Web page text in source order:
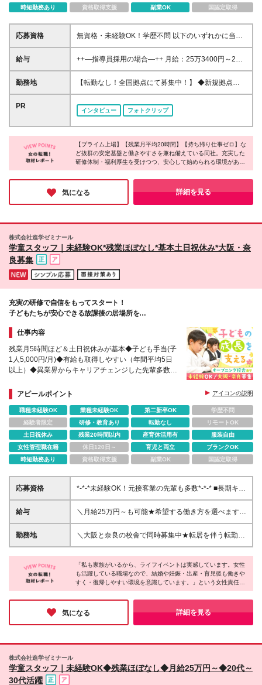
時短勤務あり
資格取得支援 副業OK 国認定取得
応募資格
無資格・未経験OK！学歴不問 以下のいずれかに当て
はまる方 ■児童発達支援管理責任者 ■小・中・高教員
免許、保育士、幼稚園教諭、社会福祉士、精神保健福
聴覚士、作業療法士の資格をお持ちの方 ■教育・社
会・心理・福祉系の学部・学科を卒業した方 ■児童福
ない方は、 強度行動障害初任者研修（基礎）をご受
給与
++—指導員採用の場合—++ 月給：25万3400円～26
万8400円 ※固定残業代（20時間分／3万3400円～3万
6000円）を含む。超過分は別途支給。 ※経験を考慮
勤務地
【転勤なし！全国拠点にて募集中！】 ◆新規拠点も
全国各地で随時OPEN予定 ◆駅から徒歩5～10分の教
室です ■東京都 西日暮里、江戸川橋、西早稲田、高円
寺、経堂、明大前、成城、駒沢、西武柳沢、六町 ■神
奈川県 二俣川、東戸塚、綱島、大倉山、反町、ｾﾝﾀｰ
南、中山、大船、茅ヶ崎、中野島、武蔵新城、高座渋
谷、大和、鶴見 ■埼玉県 さいたま宮原、南越谷、春日
部、所沢、新所沢、新座、鳩ヶ谷、北朝霞、ふじみ
野、わらび ■千葉県 本八幡、幕張本郷、南船橋、八千
ず、寝屋川、此花、北加賀屋、新大阪、平野、枚方、
大日 ■兵庫県 三宮、西宮 (変更の範囲)上記を除く当社
PR
インタビュー フォトクリップ
【プライム上場】【残業月平均20時間】【持ち帰り仕事ゼロ】な
ど抜群の安定基盤と働きやすさを兼ね備えている同社。充実した
研修体制・福利厚生を受けつつ、安心して始められる環境がある
ことは勿論、保育士、幼稚園教諭、塾講師など様々な経歴や資格
を持つ先輩たちと協力しながら進められるスタイルだそうで、未
経験の方でも活躍できる環境だと感じました！同社で目の前の方
に寄り添うお仕事を始めてみませんか。
気になる 詳細を見る
株式会社進学ゼミナール
学童スタッフ｜未経験OK*残業ほぼなし*基本土日祝休み*大阪・奈
良募集
充実の研修で自信をもってスタート！
子どもたちが安心できる放課後の居場所を
仕事内容
残業月5時間ほど＆土日祝休みが基本◆子ども手当(子
1人5,000円/月)◆有給も取得しやすい（年間平均5日
以上）◆異業界からキャリアチェンジした先輩多数◆
集校舎あり
アピールポイント アイコンの説明
職種未経験OK 業種未経験OK 第二新卒OK
学歴不問
経験者限定
研修・教育あり 転勤なし
リモートOK
土日祝休み
残業20時間以内 産育休活用有
服装自由
女性管理職在籍
休日120日～ 育児と両立
ブランクOK
時短勤務あり
資格取得支援 副業OK 国認定取得
応募資格
*-*-*未経験OK！元接客業の先輩も多数*-*-* ■長期キャ
リア形成のため45歳以下の方 ■高卒以上 ■自動車普通
免許（AT限定可）をお持ちの方 ※免許をお持ちでな
教育の熱意重視】の採用／ ★教育業界に就きたい
が、学力面が不安な方 ★学校の先生に挑戦したい
しながらも社会で活躍したい方 ★イベントや楽しい
ことが大好きな方 といった方はぜひ一度、お話を聞
かせてください！
給与
＼月給25万円～も可能★希望する働き方を選べます／
━━━━━━━━━━━ 【変形労働ありの場合】
━━━━━━━━━━━ ■月給25万円～(運転手当含
イトの場合（12時～19時／月～金シフト制） ★大
阪：時給1300円～ ★奈良：時給1051円～ ┗運転が可
能な方は、運転手当として時給100円アップ！
む) ※運転不可の場合は面接にて要相談 ┗固定残業代
22,317円～／15時間分 超過分は別途支給 ■アルバ
━━━━━━ 【共通項目】 ━━━━━━ ※年齢・経
勤務地
＼大阪と奈良の校舎で同時募集中★転居を伴う転勤な
し／ ■帝塚山校※オープニング募集 大阪府大阪市住吉
区帝塚山西1丁目1-13 ベルメゾン帝塚山1階 ■堀江校
大阪市西区南堀江3-11-22 アキ開発南堀江ビル 5階
■都島校 大阪府大阪市都島区善源寺町1-5-28 アーバン
アイム1F ■蒲生四丁目駅前校 大阪府大阪市城東区今
福西1-9-7 蒲生ユニコーンビル2F・3F ■緑橋校 大阪府
大阪市東成区東中本2-7-26 ライフハウスツネⅡ号館
1F ■豊中上野校 大阪府豊中市上野西1丁目4-35 ■学園
「私も家族がいるから、ライフイベントは実感しています。女性
も活躍している職場なので、結婚や妊娠・出産・育児後も働きや
すく・復帰しやすい環境を意識しています。」という女性責任者
ならではの視点と心強いメッセージをいただきました。基本土日
がお休みで、5日以上の連休あり。残業もほぼ無く、業界の中で
も抜群の環境に驚きました！お仕事のやりがいも活き活きとお話
されていて、長く楽しく働けると感じました♪
気になる 詳細を見る
株式会社進学ゼミナール
学童スタッフ｜未経験OK◆残業ほぼなし◆月給25万円～◆20代～
30代活躍